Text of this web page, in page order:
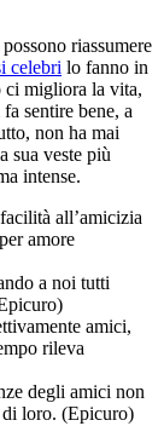
riassumere
celebri lo fanno in
ci migliora la vita,
sentire bene, a
non ha mai
sua veste più
intense.
all’amicizia
amore
a noi tutti
amici,
rileva
degli amici non
di loro. (Epicuro)